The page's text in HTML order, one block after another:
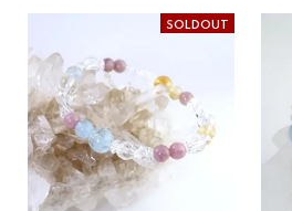
SOLDOUT